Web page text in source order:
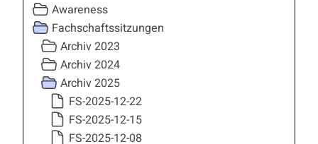
Awareness
Fachschaftssitzungen
Archiv 2023
Archiv 2024
Archiv 2025
FS-2025-12-22
FS-2025-12-15
FS-2025-12-08